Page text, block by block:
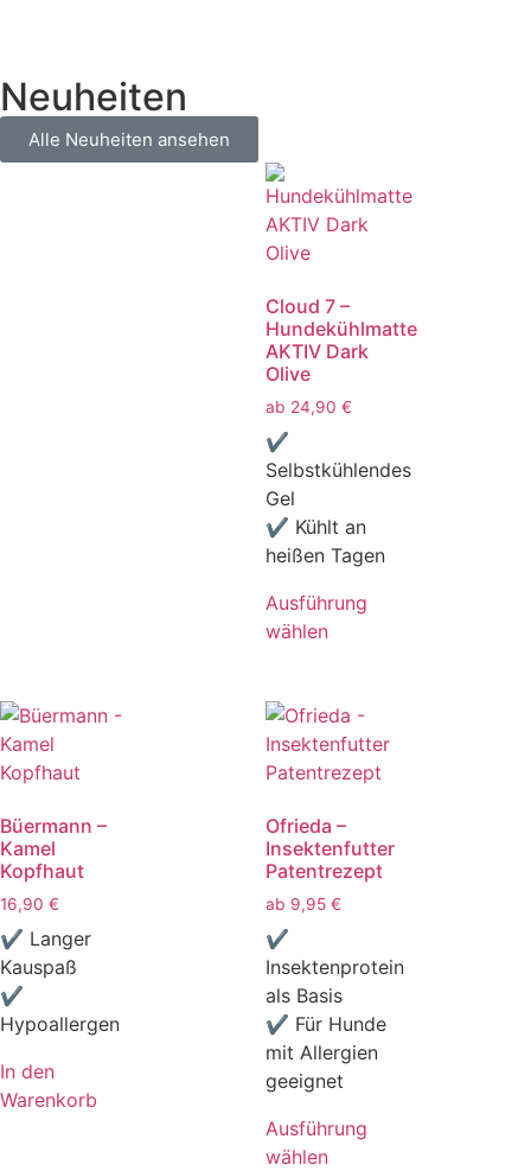
Neuheiten
Alle Neuheiten ansehen
Cloud 7 –
Hundekühlmatte
AKTIV Dark
Olive
ab 24,90 €
✔
Selbstkühlendes
Gel
✔ Kühlt an
heißen Tagen
Ausführung
wählen
Büermann –
Kamel
Kopfhaut
16,90 €
✔ Langer
Kauspaß
✔
Hypoallergen
In den
Warenkorb
Ofrieda –
Insektenfutter
Patentrezept
ab 9,95 €
✔
Insektenprotein
als Basis
✔ Für Hunde
mit Allergien
geeignet
Ausführung
wählen